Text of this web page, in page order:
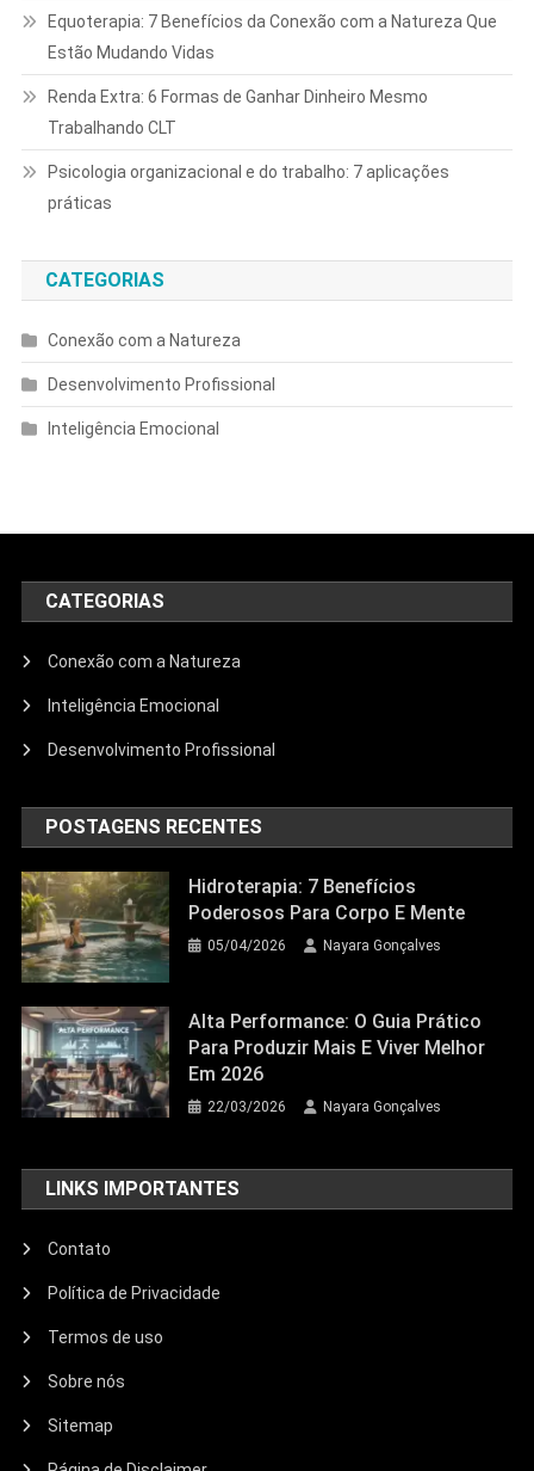
Equoterapia: 7 Benefícios da Conexão com a Natureza Que
Estão Mudando Vidas
Renda Extra: 6 Formas de Ganhar Dinheiro Mesmo
Trabalhando CLT
Psicologia organizacional e do trabalho: 7 aplicações
práticas
CATEGORIAS
Conexão com a Natureza
Desenvolvimento Profissional
Inteligência Emocional
CATEGORIAS
Conexão com a Natureza
Inteligência Emocional
Desenvolvimento Profissional
POSTAGENS RECENTES
Hidroterapia: 7 Benefícios
Poderosos Para Corpo E Mente
05/04/2026 Nayara Gonçalves
Alta Performance: O Guia Prático
Para Produzir Mais E Viver Melhor
Em 2026
22/03/2026 Nayara Gonçalves
LINKS IMPORTANTES
Contato
Política de Privacidade
Termos de uso
Sobre nós
Sitemap